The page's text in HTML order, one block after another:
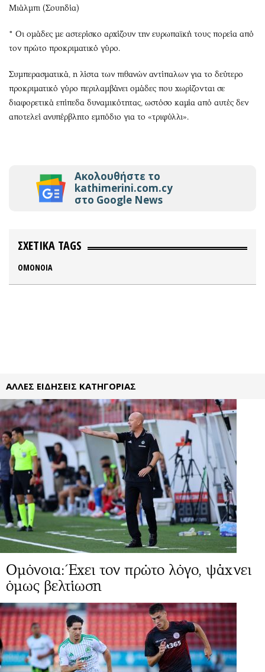
Μιάλμπι (Σουηδία)
* Οι ομάδες με αστερίσκο αρχίζουν την ευρωπαϊκή τους πορεία από
τον πρώτο προκριματικό γύρο.
Συμπερασματικά, η λίστα των πιθανών αντίπαλων για το δεύτερο
προκριματικό γύρο περιλαμβάνει ομάδες που χωρίζονται σε
διαφορετικά επίπεδα δυναμικότητας, ωστόσο καμία από αυτές δεν
αποτελεί ανυπέρβλητο εμπόδιο για το «τριφύλλι».
Ακολουθήστε το
kathimerini.com.cy
στο Google News
ΣΧΕΤΙΚΑ TAGS
ΟΜΟΝΟΙΑ
ΑΛΛΕΣ ΕΙΔΗΣΕΙΣ ΚΑΤΗΓΟΡΙΑΣ
Ομόνοια: Έχει τον πρώτο λόγο, ψάχνει
όμως βελτίωση